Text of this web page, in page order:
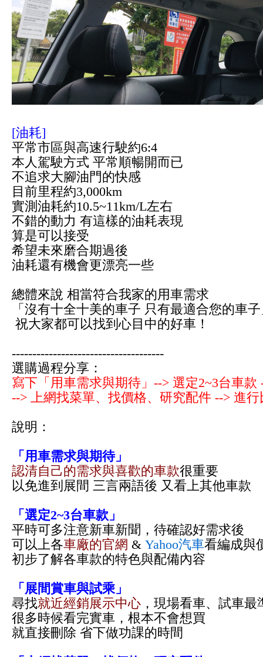
[油耗]
平常市區與高速行駛約6:4
本人駕駛方式 平常順暢開而已
不追求大腳油門的快感
目前里程約3,000km
實測油耗約10.5~11km/L左右
不錯的動力 有這樣的油耗表現
算是可以接受
希望未來磨合期過後
油耗還有機會更漂亮一些
總體來說 相當符合我家的用車需求
「沒有十全十美的車子 只有最適合您的車
祝大家都可以找到心目中的好車！
-------------------------------------
選購過程分享：
寫下「用車需求與期待」--> 選定2~3台車款
--> 上網找菜單、找價格、研究配件 --> 進
說明：
「用車需求與期待」
認清自己的需求與喜歡的車款很重要
以免進到展間 三言兩語後 又看上其他車款
「選定2~3台車款」
平時可多注意新車新聞，待確認好需求後
可以上各車廠的官網 & Yahoo汽車看編成與
初步了解各車款的特色與配備內容
「展間賞車與試乘」
尋找就近經銷展示中心，現場看車、試車最
很多時候看完實車，根本不會想買
就直接刪除 省下做功課的時間